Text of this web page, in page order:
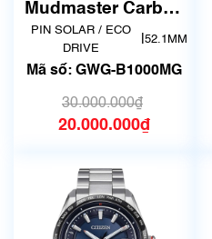
không có xước)
Mudmaster Carbon
Core Guard GWG-
B1000MG
PIN SOLAR / ECO
DRIVE
52.1MM
Mã số: GWG-B1000MG
30.000.000₫
20.000.000₫